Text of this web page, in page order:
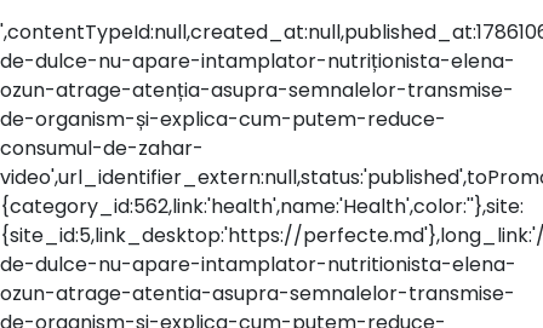
de-dulce-nu-apare-intamplator-nutriționista-elena-
ozun-atrage-atenția-asupra-semnalelor-transmise-
de-organism-și-explica-cum-putem-reduce-
consumul-de-zahar-
{category_id:562,link:'health',name:'Health',color:''},site:
{site_id:5,link_desktop:'https://
de-dulce-nu-apare-intamplator-nutritionista-elena-
ozun-atrage-atentia-asupra-semnalelor-transmise-